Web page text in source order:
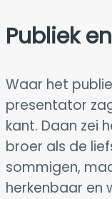
Publiek
Waar het
presentator
kant. Daan zei
broer als de
sommigen,
herkenbaar en